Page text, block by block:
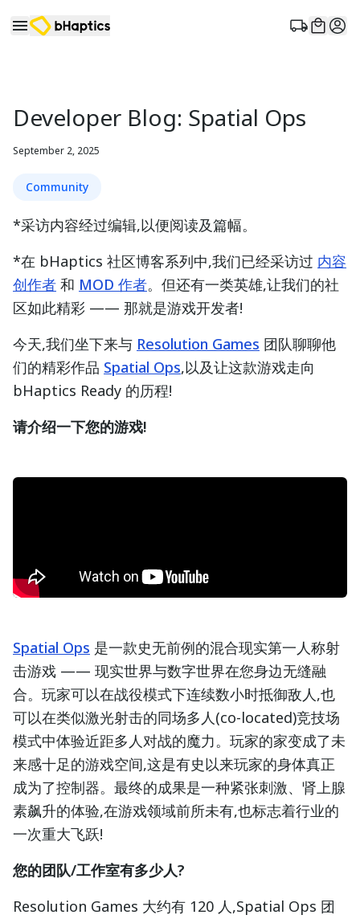
Developer Blog: Spatial Ops
September 2, 2025
Community
*采访内容经过编辑,以便阅读及篇幅。
*在 bHaptics 社区博客系列中,我们已经采访过 内容
创作者 和 MOD 作者。但还有一类英雄,让我们的社
区如此精彩 —— 那就是游戏开发者!
今天,我们坐下来与 Resolution Games 团队聊聊他
们的精彩作品 Spatial Ops,以及让这款游戏走向
bHaptics Ready 的历程!
请介绍一下您的游戏!
Spatial Ops 是一款史无前例的混合现实第一人称射
击游戏 —— 现实世界与数字世界在您身边无缝融
合。玩家可以在战役模式下连续数小时抵御敌人,也
可以在类似激光射击的同场多人(co-located)竞技场
模式中体验近距多人对战的魔力。玩家的家变成了未
来感十足的游戏空间,这是有史以来玩家的身体真正
成为了控制器。最终的成果是一种紧张刺激、肾上腺
素飙升的体验,在游戏领域前所未有,也标志着行业的
一次重大飞跃!
您的团队/工作室有多少人?
Resolution Games 大约有 120 人,Spatial Ops 团